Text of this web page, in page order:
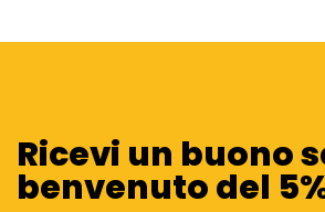
Ricevi un buono
benvenuto del